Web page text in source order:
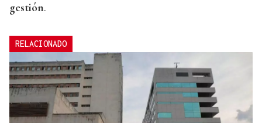
gestión.
RELACIONADO